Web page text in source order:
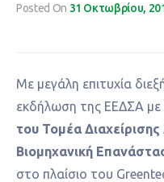
Posted On 31 Οκτωβρίου,
Με μεγάλη επιτυχία
εκδήλωση της ΕΕΔΣΑ με
του Τομέα
Βιομηχανική
στο πλαίσιο του